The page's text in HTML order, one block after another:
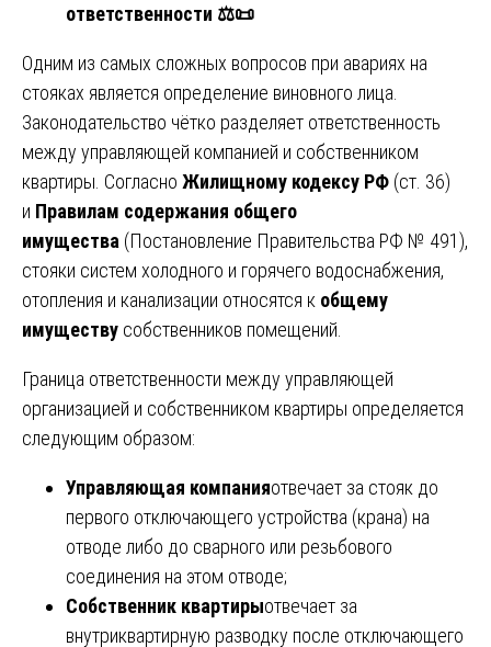
ответственности ⚖📜
Одним из самых сложных вопросов при авариях на
стояках является определение виновного лица.
Законодательство чётко разделяет ответственность
между управляющей компанией и собственником
квартиры. Согласно Жилищному кодексу РФ (ст. 36)
и Правилам содержания общего
имущества (Постановление Правительства РФ № 491),
стояки систем холодного и горячего водоснабжения,
отопления и канализации относятся к общему
имуществу собственников помещений.
Граница ответственности между управляющей
организацией и собственником квартиры определяется
следующим образом:
Управляющая компанияотвечает за стояк до
первого отключающего устройства (крана) на
отводе либо до сварного или резьбового
соединения на этом отводе;
Собственник квартирыотвечает за
внутриквартирную разводку после отключающего